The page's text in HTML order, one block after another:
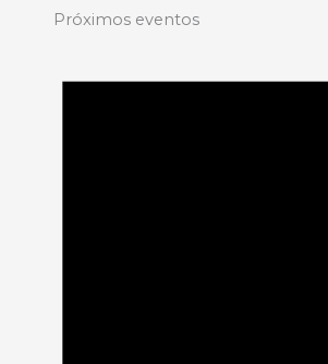
Próximos eventos